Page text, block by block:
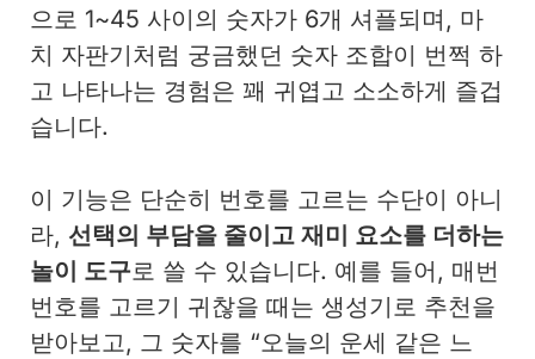
으로 1~45 사이의 숫자가 6개 셔플되며, 마
치 자판기처럼 궁금했던 숫자 조합이 번쩍 하
고 나타나는 경험은 꽤 귀엽고 소소하게 즐겁
습니다.
이 기능은 단순히 번호를 고르는 수단이 아니
라, 선택의 부담을 줄이고 재미 요소를 더하는
놀이 도구로 쓸 수 있습니다. 예를 들어, 매번
번호를 고르기 귀찮을 때는 생성기로 추천을
받아보고, 그 숫자를 “오늘의 운세 같은 느